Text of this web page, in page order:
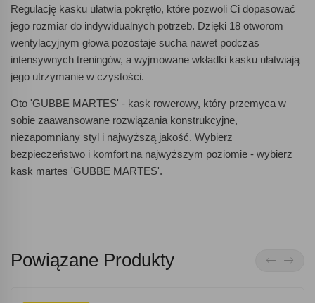
Regulację kasku ułatwia pokrętło, które pozwoli Ci dopasować
jego rozmiar do indywidualnych potrzeb. Dzięki 18 otworom
wentylacyjnym głowa pozostaje sucha nawet podczas
intensywnych treningów, a wyjmowane wkładki kasku ułatwiają
jego utrzymanie w czystości.
Oto 'GUBBE MARTES' - kask rowerowy, który przemyca w
sobie zaawansowane rozwiązania konstrukcyjne,
niezapomniany styl i najwyższą jakość. Wybierz
bezpieczeństwo i komfort na najwyższym poziomie - wybierz
kask martes 'GUBBE MARTES'.
Powiązane Produkty